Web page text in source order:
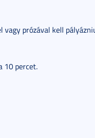
prózával kell
10 percet.